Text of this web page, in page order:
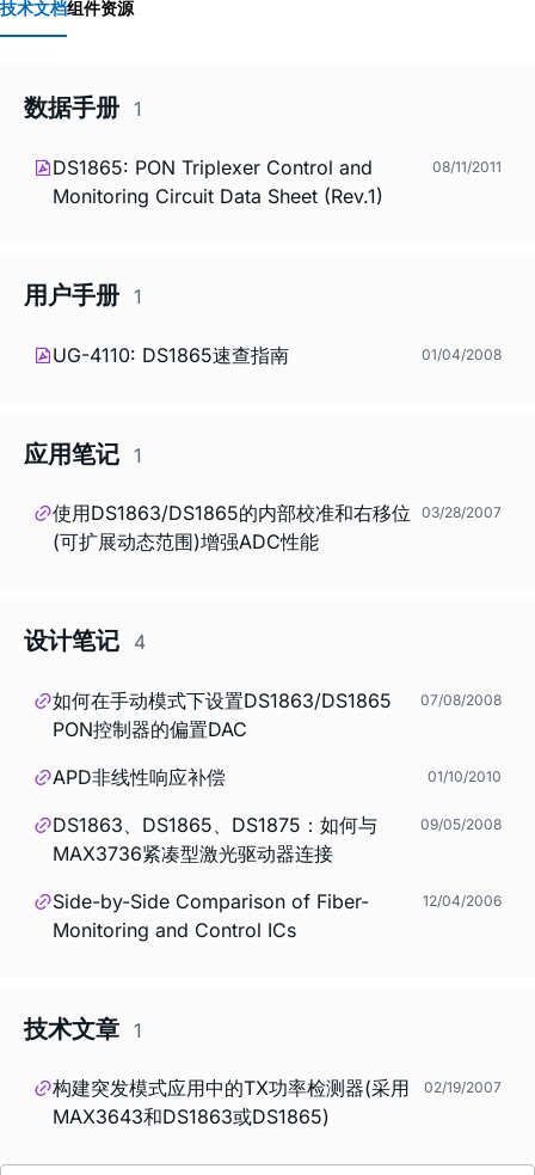
技术文档组件资源
数据手册 1
DS1865: PON Triplexer Control and
Monitoring Circuit Data Sheet (Rev.1)
08/11/2011
用户手册 1
UG-4110: DS1865速查指南 01/04/2008
应用笔记 1
使用DS1863/DS1865的内部校准和右移位
(可扩展动态范围)增强ADC性能
03/28/2007
设计笔记 4
如何在手动模式下设置DS1863/DS1865
PON控制器的偏置DAC
07/08/2008
APD非线性响应补偿 01/10/2010
DS1863、DS1865、DS1875：如何与
MAX3736紧凑型激光驱动器连接
09/05/2008
Side-by-Side Comparison of Fiber-
Monitoring and Control ICs
12/04/2006
技术文章 1
构建突发模式应用中的TX功率检测器(采用
MAX3643和DS1863或DS1865)
02/19/2007